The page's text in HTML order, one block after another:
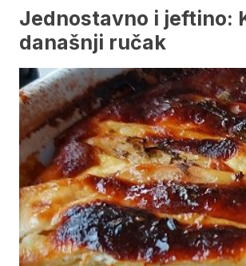
Jednostavno i jeftino:
današnji ručak